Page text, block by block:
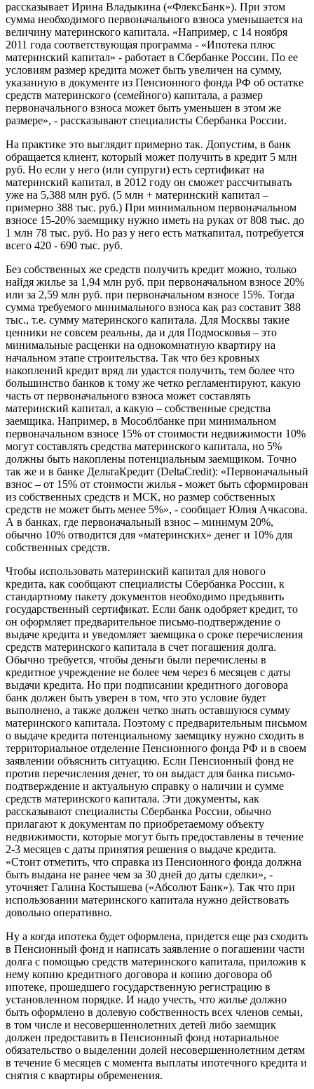
рассказывает Ирина Владыкина («ФлексБанк»). При этом
сумма необходимого первоначального взноса уменьшается на
величину материнского капитала. «Например, с 14 ноября
2011 года соответствующая программа - «Ипотека плюс
материнский капитал» - работает в Сбербанке России. По ее
условиям размер кредита может быть увеличен на сумму,
указанную в документе из Пенсионного фонда РФ об остатке
средств материнского (семейного) капитала, а размер
первоначального взноса может быть уменьшен в этом же
размере», - рассказывают специалисты Сбербанка России.
На практике это выглядит примерно так. Допустим, в банк
обращается клиент, который может получить в кредит 5 млн
руб. Но если у него (или супруги) есть сертификат на
материнский капитал, в 2012 году он сможет рассчитывать
уже на 5,388 млн руб. (5 млн + материнский капитал –
примерно 388 тыс. руб.) При минимальном первоначальном
взносе 15-20% заемщику нужно иметь на руках от 808 тыс. до
1 млн 78 тыс. руб. Но раз у него есть маткапитал, потребуется
всего 420 - 690 тыс. руб.
Без собственных же средств получить кредит можно, только
найдя жилье за 1,94 млн руб. при первоначальном взносе 20%
или за 2,59 млн руб. при первоначальном взносе 15%. Тогда
сумма требуемого минимального взноса как раз составит 388
тыс., т.е. сумму материнского капитала. Для Москвы такие
ценники не совсем реальны, да и для Подмосковья – это
минимальные расценки на однокомнатную квартиру на
начальном этапе строительства. Так что без кровных
накоплений кредит вряд ли удастся получить, тем более что
большинство банков к тому же четко регламентируют, какую
часть от первоначального взноса может составлять
материнский капитал, а какую – собственные средства
заемщика. Например, в Мособлбанке при минимальном
первоначальном взносе 15% от стоимости недвижимости 10%
могут составлять средства материнского капитала, но 5%
должны быть накоплены потенциальным заемщиком. Точно
так же и в банке ДельтаКредит (DeltaCredit): «Первоначальный
взнос – от 15% от стоимости жилья - может быть сформирован
из собственных средств и МСК, но размер собственных
средств не может быть менее 5%», - сообщает Юлия Ачкасова.
А в банках, где первоначальный взнос – минимум 20%,
обычно 10% отводится для «материнских» денег и 10% для
собственных средств.
Чтобы использовать материнский капитал для нового
кредита, как сообщают специалисты Сбербанка России, к
стандартному пакету документов необходимо предъявить
государственный сертификат. Если банк одобряет кредит, то
он оформляет предварительное письмо-подтверждение о
выдаче кредита и уведомляет заемщика о сроке перечисления
средств материнского капитала в счет погашения долга.
Обычно требуется, чтобы деньги были перечислены в
кредитное учреждение не более чем через 6 месяцев с даты
выдачи кредита. Но при подписании кредитного договора
банк должен быть уверен в том, что это условие будет
выполнено, а также должен четко знать оставшуюся сумму
материнского капитала. Поэтому с предварительным письмом
о выдаче кредита потенциальному заемщику нужно сходить в
территориальное отделение Пенсионного фонда РФ и в своем
заявлении объяснить ситуацию. Если Пенсионный фонд не
против перечисления денег, то он выдаст для банка письмо-
подтверждение и актуальную справку о наличии и сумме
средств материнского капитала. Эти документы, как
рассказывают специалисты Сбербанка России, обычно
прилагают к документам по приобретаемому объекту
недвижимости, которые могут быть предоставлены в течение
2-3 месяцев с даты принятия решения о выдаче кредита.
«Стоит отметить, что справка из Пенсионного фонда должна
быть выдана не ранее чем за 30 дней до даты сделки», -
уточняет Галина Костышева («Абсолют Банк»). Так что при
использовании материнского капитала нужно действовать
довольно оперативно.
Ну а когда ипотека будет оформлена, придется еще раз сходить
в Пенсионный фонд и написать заявление о погашении части
долга с помощью средств материнского капитала, приложив к
нему копию кредитного договора и копию договора об
ипотеке, прошедшего государственную регистрацию в
установленном порядке. И надо учесть, что жилье должно
быть оформлено в долевую собственность всех членов семьи,
в том числе и несовершеннолетних детей либо заемщик
должен предоставить в Пенсионный фонд нотариальное
обязательство о выделении долей несовершеннолетним детям
в течение 6 месяцев с момента выплаты ипотечного кредита и
снятия с квартиры обременения.